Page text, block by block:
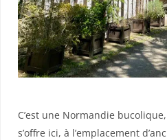
C’est une Normandie
s’offre ici, à l’emplacement